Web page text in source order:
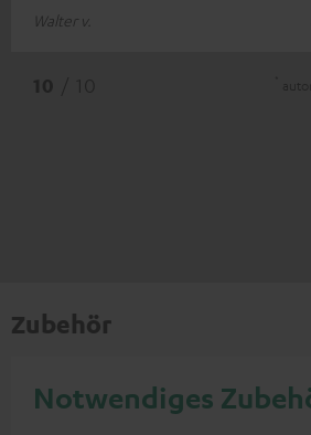
Walter v.
Zubehör
Notwendiges